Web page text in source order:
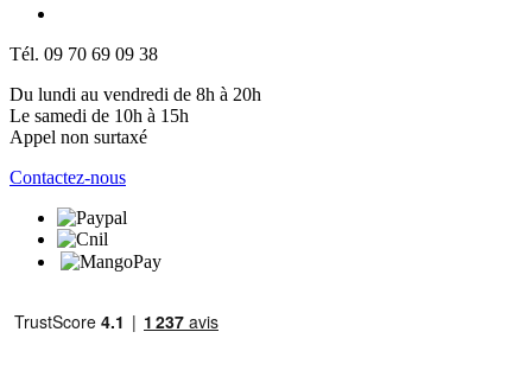
Tél. 09 70 69 09 38
Du lundi au vendredi de 8h à 20h
Le samedi de 10h à 15h
Appel non surtaxé
Contactez-nous